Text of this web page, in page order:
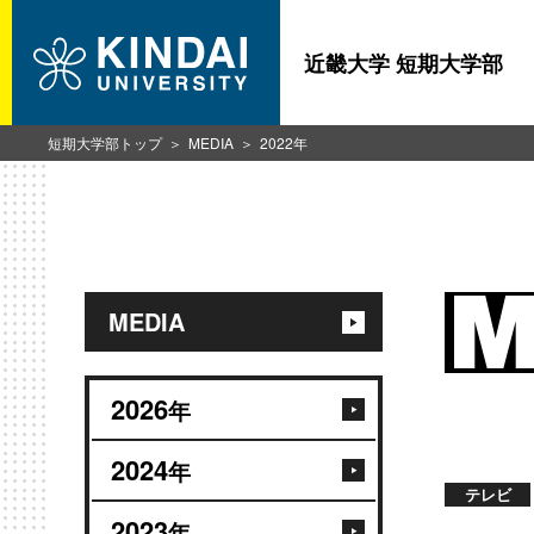
近畿大学 短期大学部
MEDIA
2026年
2024年
テレビ
短期大学部トップ MEDIA 2022年